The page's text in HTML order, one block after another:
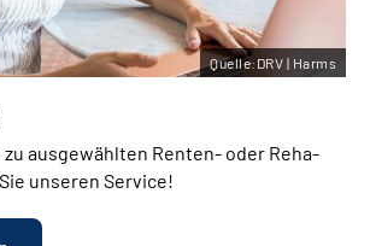
zu ausgewählten Renten- oder Reha-
unseren Service!
Quelle:DRV | Harms